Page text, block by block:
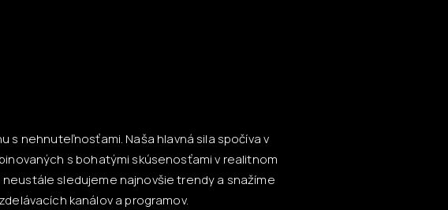
s nehnuteľnosťami. Naša hlavná sila spočíva v
s bohatými skúsenosťami v realitnom
sledujeme najnovšie trendy a snažíme
kanálov a programov.